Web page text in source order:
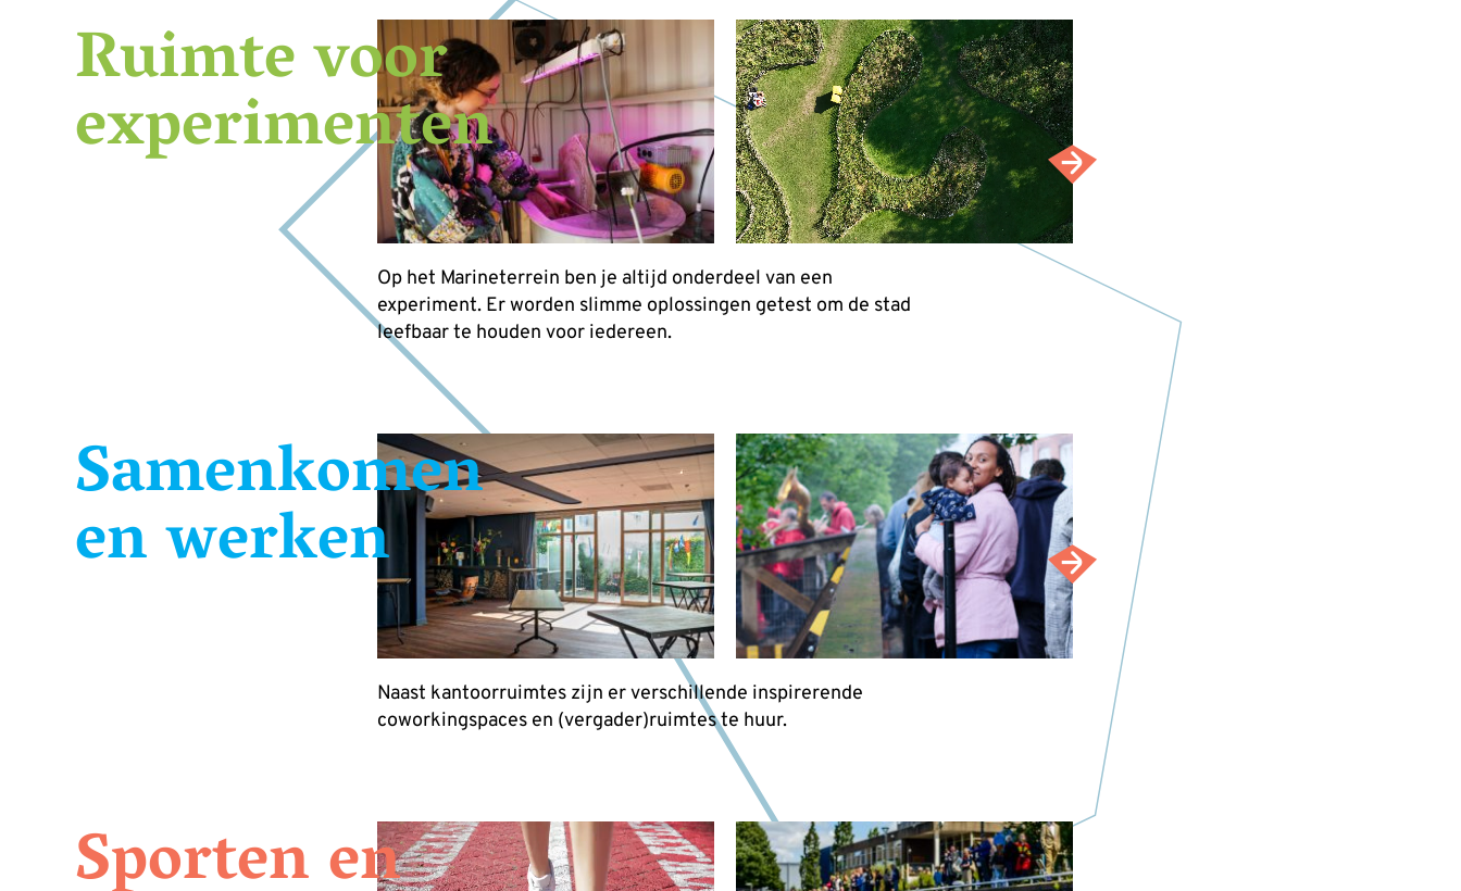
Ruimte voor
experimenten
Op het Marineterrein ben je altijd onderdeel van een
experiment. Er worden slimme oplossingen getest om de stad
leefbaar te houden voor iedereen.
Samenkomen
en werken
Naast kantoorruimtes zijn er verschillende inspirerende
coworkingspaces en (vergader)ruimtes te huur.
Sporten en